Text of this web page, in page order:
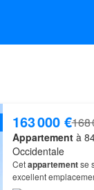
163 000 €168
Appartementà
Occidentale
Cetappartementse
excellent